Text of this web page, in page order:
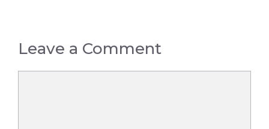
Leave a Comment